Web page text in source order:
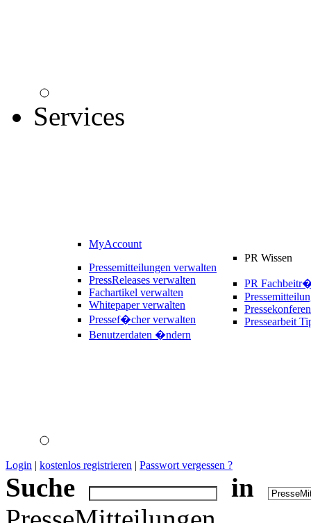
Services
MyAccount
Pressemitteilungen verwalten
PressReleases verwalten
Fachartikel verwalten
Whitepaper verwalten
Pressef�cher verwalten
Benutzerdaten �ndern
PR Wissen
PR
Pressearbeit
Login | kostenlos registrieren | Passwort vergessen ?
Suche
in